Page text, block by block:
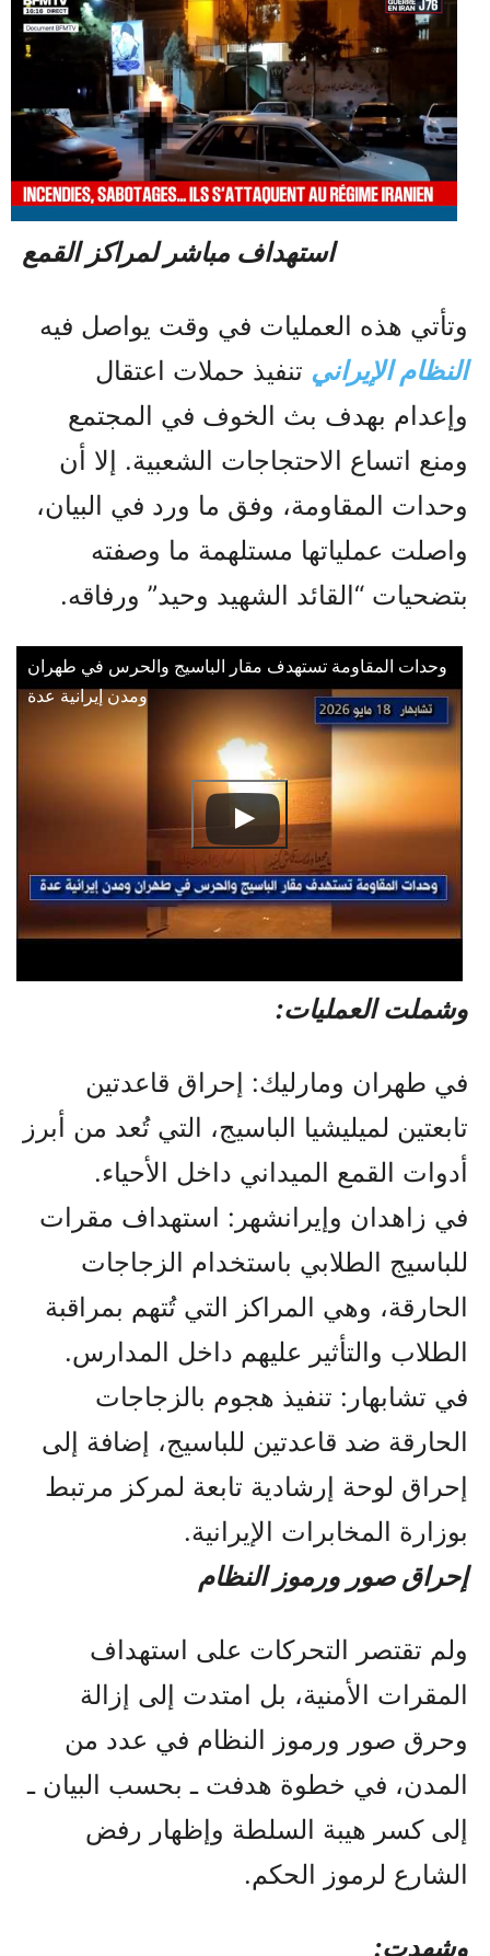
استهداف مباشر لمراكز القمع
وتأتي هذه العمليات في وقت يواصل فيه
النظام الإيراني تنفيذ حملات اعتقال
وإعدام بهدف بث الخوف في المجتمع
ومنع اتساع الاحتجاجات الشعبية. إلا أن
وحدات المقاومة، وفق ما ورد في البيان،
واصلت عملياتها مستلهمة ما وصفته
بتضحيات “القائد الشهيد وحيد” ورفاقه.
وحدات المقاومة تستهدف مقار الباسيج والحرس في طهران
ومدن إيرانية عدة
وشملت العمليات:
في طهران ومارليك: إحراق قاعدتين
تابعتين لميليشيا الباسيج، التي تُعد من أبرز
أدوات القمع الميداني داخل الأحياء.
في زاهدان وإيرانشهر: استهداف مقرات
للباسيج الطلابي باستخدام الزجاجات
الحارقة، وهي المراكز التي تُتهم بمراقبة
الطلاب والتأثير عليهم داخل المدارس.
في تشابهار: تنفيذ هجوم بالزجاجات
الحارقة ضد قاعدتين للباسيج، إضافة إلى
إحراق لوحة إرشادية تابعة لمركز مرتبط
بوزارة المخابرات الإيرانية.
إحراق صور ورموز النظام
ولم تقتصر التحركات على استهداف
المقرات الأمنية، بل امتدت إلى إزالة
وحرق صور ورموز النظام في عدد من
المدن، في خطوة هدفت ـ بحسب البيان ـ
إلى كسر هيبة السلطة وإظهار رفض
الشارع لرموز الحكم.
وشهدت: